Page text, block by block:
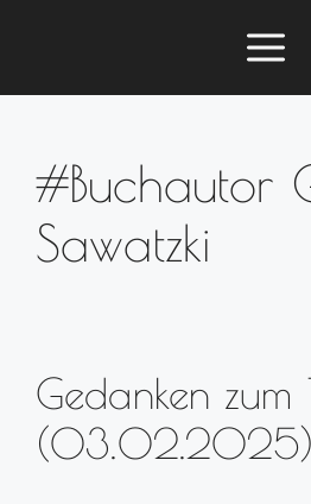
springen
#Buchautor
Sawatzki
Gedanken zum
(03.02.2025)